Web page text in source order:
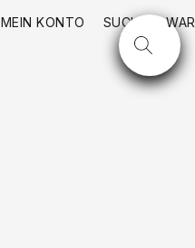
MEIN KONTO SUCHE